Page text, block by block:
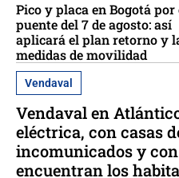
Pico y placa en Bogotá por
puente del 7 de agosto: así
aplicará el plan retorno y
medidas de movilidad
Vendaval
Vendaval en
eléctrica, con casas
incomunicados y
encuentran los